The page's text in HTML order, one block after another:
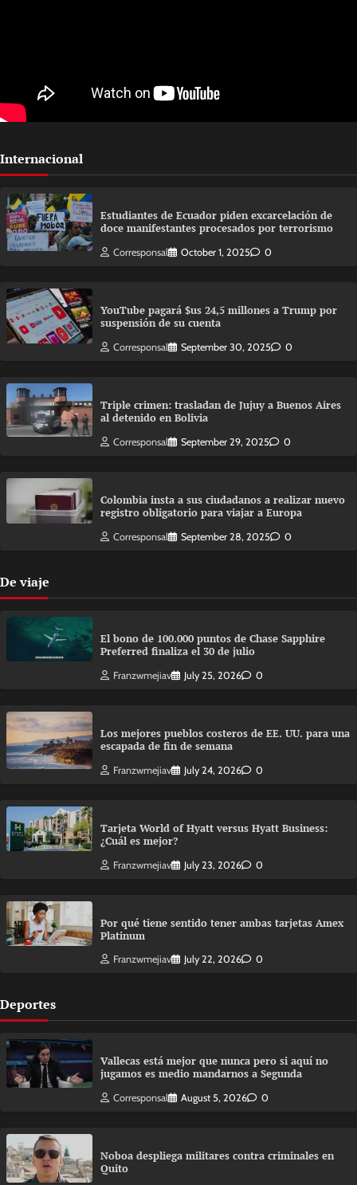
Internacional
Estudiantes de Ecuador piden excarcelación de
doce manifestantes procesados por terrorismo
Corresponsal October 1, 2025 0
YouTube pagará $us 24,5 millones a Trump por
suspensión de su cuenta
Corresponsal September 30, 2025 0
Triple crimen: trasladan de Jujuy a Buenos Aires
al detenido en Bolivia
Corresponsal September 29, 2025 0
Colombia insta a sus ciudadanos a realizar nuevo
registro obligatorio para viajar a Europa
Corresponsal September 28, 2025 0
De viaje
El bono de 100.000 puntos de Chase Sapphire
Preferred finaliza el 30 de julio
Franzwmejiav July 25, 2026 0
Los mejores pueblos costeros de EE. UU. para una
escapada de fin de semana
Franzwmejiav July 24, 2026 0
Tarjeta World of Hyatt versus Hyatt Business:
¿Cuál es mejor?
Franzwmejiav July 23, 2026 0
Por qué tiene sentido tener ambas tarjetas Amex
Platinum
Franzwmejiav July 22, 2026 0
Deportes
Vallecas está mejor que nunca pero si aquí no
jugamos es medio mandarnos a Segunda
Corresponsal August 5, 2026 0
Noboa despliega militares contra criminales en
Quito